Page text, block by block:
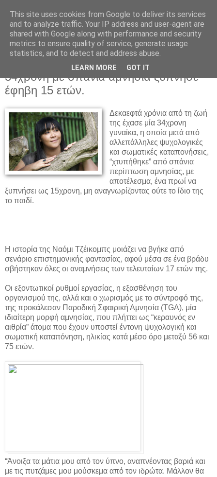
34χρονη με σπάνια αμνησία ξύπνησε
έφηβη 15 ετών.
Δεκαεφτά χρόνια από τη ζωή
της έχασε μία 34χρονη
γυναίκα, η οποία μετά από
αλλεπάλληλες ψυχολογικές
και σωματικές καταπονήσεις,
“χτυπήθηκε” από σπάνια
περίπτωση αμνησίας, με
αποτέλεσμα, ένα πρωί να
ξυπνήσει ως 15χρονη, μη αναγνωρίζοντας ούτε το ίδιο της
το παιδί.
Η ιστορία της Ναόμι Τζέικομπς μοιάζει να βγήκε από
σενάριο επιστημονικής φαντασίας, αφού μέσα σε ένα βράδυ
σβήστηκαν όλες οι αναμνήσεις των τελευταίων 17 ετών της.
Οι εξοντωτικοί ρυθμοί εργασίας, η εξασθένηση του
οργανισμού της, αλλά και ο χωρισμός με το σύντροφό της,
της προκάλεσαν Παροδική Σφαιρική Αμνησία (TGA), μία
ιδιαίτερη μορφή αμνησίας, που πλήττει ως “κεραυνός εν
αιθρία” άτομα που έχουν υποστεί έντονη ψυχολογική και
σωματική καταπόνηση, ηλικίας κατά μέσο όρο μεταξύ 56 και
75 ετών.
“Άνοιξα τα μάτια μου από τον ύπνο, αναπνέοντας βαριά και
με τις πυτζάμες μου μούσκεμα από τον ιδρώτα. Μάλλον θα
This site uses cookies from Google to deliver its services
and to analyze traffic. Your IP address and user-agent are
shared with Google along with performance and security
metrics to ensure quality of service, generate usage
statistics, and to detect and address abuse.
LEARN MORE GOT IT